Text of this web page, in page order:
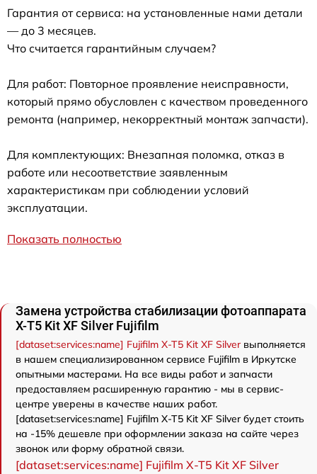
Гарантия от сервиса: на установленные нами детали
— до 3 месяцев.
Что считается гарантийным случаем?
Для работ: Повторное проявление неисправности,
который прямо обусловлен с качеством проведенного
ремонта (например, некорректный монтаж запчасти).
Для комплектующих: Внезапная поломка, отказ в
работе или несоответствие заявленным
характеристикам при соблюдении условий
эксплуатации.
Показать полностью
Замена устройства стабилизации фотоаппарата
X-T5 Kit XF Silver Fujifilm
[dataset:services:name] Fujifilm X-T5 Kit XF Silverвыполняется
в нашем специализированном сервисе Fujifilm в Иркутске
опытными мастерами. На все виды работ и запчасти
предоставляем расширенную гарантию - мы в сервис-
центре уверены в качестве наших работ.
[dataset:services:name] Fujifilm X-T5 Kit XF Silver будет стоить
на -15% дешевле при оформлении заказа на сайте через
звонок или форму обратной связи.
[dataset:services:name] Fujifilm X-T5 Kit XF Silver